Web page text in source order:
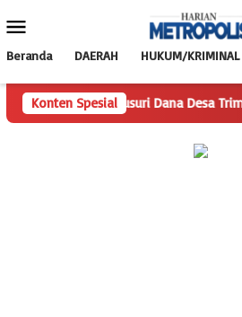
ke
Mobile
Beranda DAERAH HUKUM/KRIMINAL
Konten Spesial
Telusuri Dana Desa Trimulyo